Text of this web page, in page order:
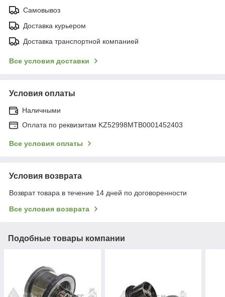
Самовывоз
Доставка курьером
Доставка транспортной компанией
Все условия доставки
Условия оплаты
Наличными
Оплата по реквизитам KZ52998MTB0001452403
Все условия оплаты
Условия возврата
Возврат товара в течение 14 дней по договоренности
Все условия возврата
Подобные товары компании